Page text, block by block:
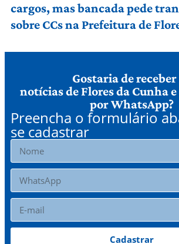
cargos, mas bancada pede
sobre CCs na Prefeitura de
Gostaria de receber
notícias de Flores da Cunha
por WhatsApp?
Preencha o formulário
se cadastrar
Cadastrar